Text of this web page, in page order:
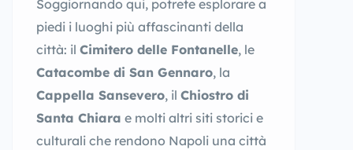
Soggiornando qui, potrete esplorare a
piedi i luoghi più affascinanti della
città: il Cimitero delle Fontanelle, le
Catacombe di San Gennaro, la
Cappella Sansevero, il Chiostro di
Santa Chiara e molti altri siti storici e
culturali che rendono Napoli una città